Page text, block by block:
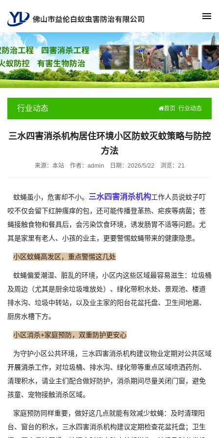
行业动态 首页 行业动态
三水四害消杀机构居住环境小区防蚊灭蚊策略与防控
方法
来源：本站 作者：admin 日期：2026/5/22 浏览： 21
蚊蝇虽小，危害却不小。 三水四害消杀机构工作人员说蚊子叮
咬不仅会留下红肿瘙痒的包，还可能传播登革热、疟疾等病菌；苍
蝇接触食物和餐具后，会污染饮食环境，诱发肠胃不适等问题。尤
其是家里有老人、小孩的业主，更要警惕蚊蝇带来的健康隐患。
小区蚊蝇高发区，重点警惕这几处
蚊蝇偏爱潮湿、脏乱的环境，小区内这些区域最容易滋生：垃圾桶
及周边（尤其是厨余垃圾堆放处）、绿化带积水处、景观池、楼道
排水沟、垃圾中转站，以及业主家的阳台花盆托盘、卫生间地漏、
厨房水槽下方。
小区消杀+家庭预防，双重防护更安心
为守护小区公共环境，三水四害消杀机构建议物业定期对公共区域
开展消杀工作，对垃圾桶、排水沟、绿化带等重点区域喷洒药剂、
清理积水，请业主们配合做好防护，消杀期间尽量关闭门窗，避免
孩童、宠物接触消杀区域。
家庭预防同样重要，做好这几点就能有效减少蚊蝇：及时清理阳
台、窗台的积水，三水四害消杀机构建议定期检查花盆托盘；卫生